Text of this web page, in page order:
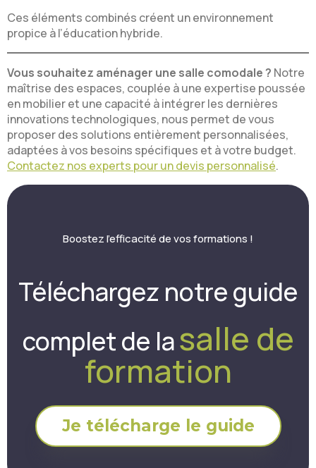
Ces éléments combinés créent un environnement
propice à l’éducation hybride.
Vous souhaitez aménager une salle comodale ? Notre
maîtrise des espaces, couplée à une expertise poussée
en mobilier et une capacité à intégrer les dernières
innovations technologiques, nous permet de vous
proposer des solutions entièrement personnalisées,
adaptées à vos besoins spécifiques et à votre budget.
Contactez nos experts pour un devis personnalisé.
Boostez l’efficacité de vos formations !
Téléchargez notre guide
complet de lasalle de
formation
Je télécharge le guide